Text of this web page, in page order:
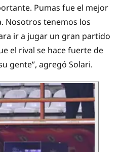
Pumas fue el mejor
Nosotros tenemos los
ir a jugar un gran partido
el rival se hace fuerte de
gente”, agregó Solari.